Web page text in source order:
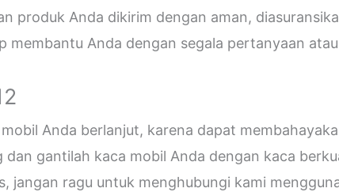
produk Anda dikirim dengan aman,
membantu Anda dengan segala pertanyaan
Anda berlanjut, karena dapat
gantilah kaca mobil Anda dengan kaca
jangan ragu untuk menghubungi kami